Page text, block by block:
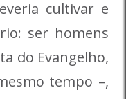
cultivar e
ser homens
do Evangelho,
tempo –,